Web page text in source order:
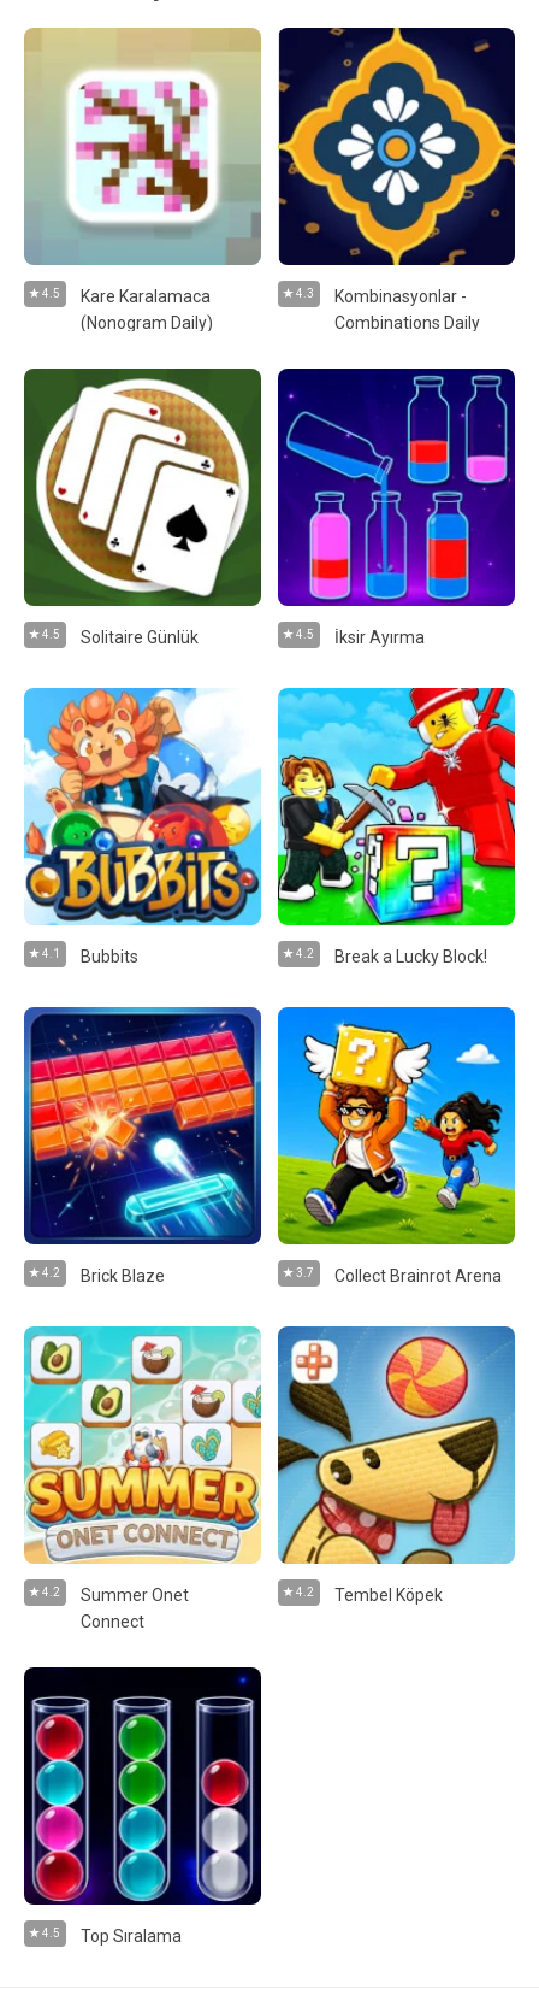
4.5
Kare Karalamaca
(Nonogram Daily)
4.3
Kombinasyonlar -
Combinations Daily
4.5 Solitaire Günlük 4.5 İksir Ayırma
4.1 Bubbits 4.2 Break a Lucky Block!
4.2 Brick Blaze 3.7 Collect Brainrot Arena
4.2
Summer Onet
Connect
4.2 Tembel Köpek
4.5 Top Sıralama